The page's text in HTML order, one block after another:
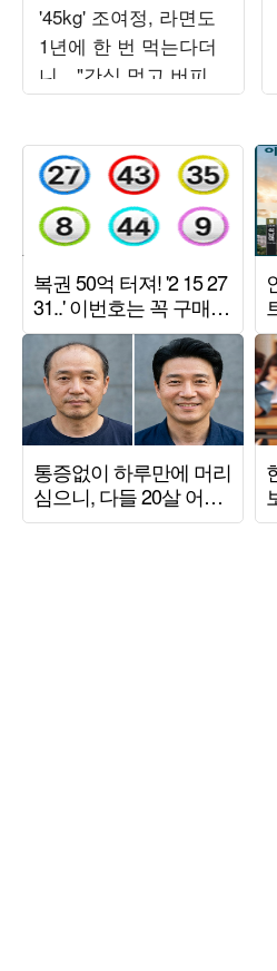
'45kg' 조여정, 라면도
1년에 한 번 먹는다더
니…"간식 먹고 버피테
스트 200개→수영"